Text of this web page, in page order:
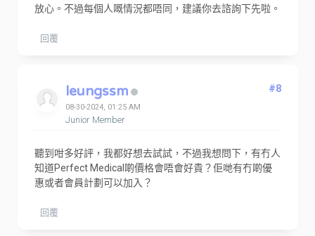
放心。不過每個人嘅情況都唔同，建議你去諮詢下先啦。
回覆
leungssm
08-30-2024, 01:25 AM
Junior Member
#8
聽到咁多好評，我都好想去試試，不過我想問下，有冇人
知道Perfect Medical啲價格會唔會好貴？佢哋有冇啲優
惠或者會員計劃可以加入？
回覆